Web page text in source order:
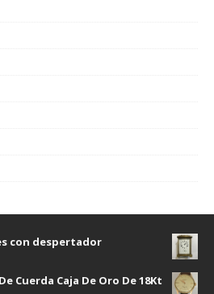
con despertador
Cuerda Caja De Oro De 18Kt